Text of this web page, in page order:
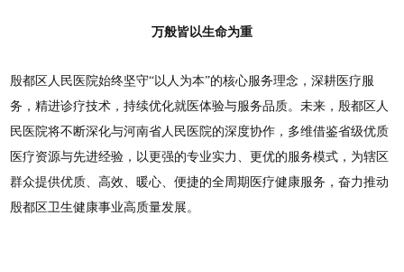
万般皆以生命为重
殷都区人民医院始终坚守“以人为本”的核心服务理念，深耕医疗服
务，精进诊疗技术，持续优化就医体验与服务品质。未来，殷都区人
民医院将不断深化与河南省人民医院的深度协作，多维借鉴省级优质
医疗资源与先进经验，以更强的专业实力、更优的服务模式，为辖区
群众提供优质、高效、暖心、便捷的全周期医疗健康服务，奋力推动
殷都区卫生健康事业高质量发展。